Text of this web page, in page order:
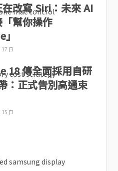
改寫 Siri：未來 AI
幫你操作
17 日
18 傳全面採用自研
：正式告別高通束
15 日